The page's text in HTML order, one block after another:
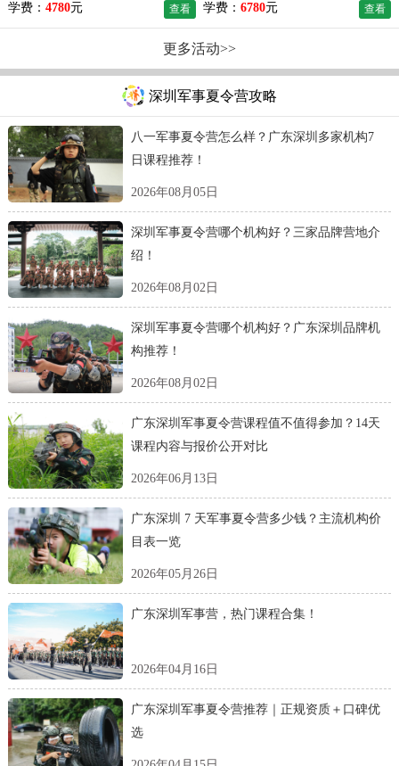
学费： 4780元 查看
学费：6780元 查看
更多活动>>
深圳军事夏令营攻略
八一军事夏令营怎么样？广东深圳多家机构7
日课程推荐！
2026年08月05日
深圳军事夏令营哪个机构好？三家品牌营地介
绍！
2026年08月02日
深圳军事夏令营哪个机构好？广东深圳品牌机
构推荐！
2026年08月02日
广东深圳军事夏令营课程值不值得参加？14天
课程内容与报价公开对比
2026年06月13日
广东深圳 7 天军事夏令营多少钱？主流机构价
目表一览
2026年05月26日
广东深圳军事营，热门课程合集！
2026年04月16日
广东深圳军事夏令营推荐｜正规资质＋口碑优
选